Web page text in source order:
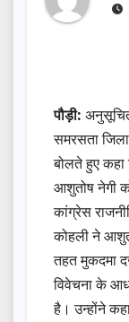
पौड़ी:
समरसता
बोलते हुए कहा
आशुतोष नेगी
कांग्रेस
कोहली ने
तहत मुकदमा
विवेचना के
है। उन्होंने